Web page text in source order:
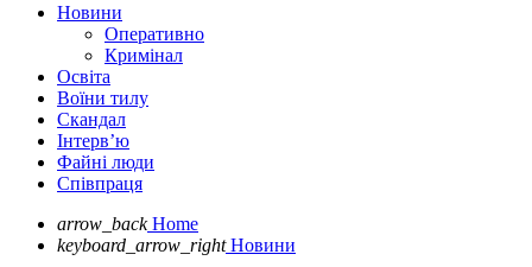
Новини
Оперативно
Кримінал
Освіта
Воїни тилу
Скандал
Інтерв’ю
Файні люди
Співпраця
arrow_back Home
keyboard_arrow_right Новини